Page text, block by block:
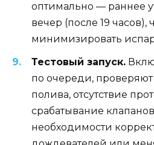
оптимально — раннее
вечер (после 19 часов),
минимизировать
Тестовый запуск.
по очереди,
полива, отсутствие
срабатывание
необходимости